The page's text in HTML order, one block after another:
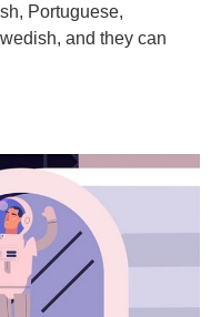
Portuguese,
and they can